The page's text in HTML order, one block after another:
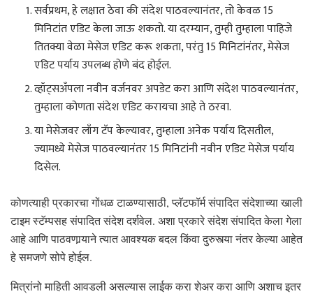
सर्वप्रथम, हे लक्षात ठेवा की संदेश पाठवल्यानंतर, तो केवळ 15
मिनिटांत एडिट केला जाऊ शकतो. या दरम्यान, तुम्ही तुम्हाला पाहिजे
तितक्या वेळा मेसेज एडिट करू शकता, परंतु 15 मिनिटांनंतर, मेसेज
एडिट पर्याय उपलब्ध होणे बंद होईल.
व्हॉट्सअँपला नवीन वर्जनवर अपडेट करा आणि संदेश पाठवल्यानंतर,
तुम्हाला कोणता संदेश एडिट करायचा आहे ते ठरवा.
या मेसेजवर लाँग टॅप केल्यावर, तुम्हाला अनेक पर्याय दिसतील,
ज्यामध्ये मेसेज पाठवल्यानंतर 15 मिनिटांनी नवीन एडिट मेसेज पर्याय
दिसेल.
कोणत्याही प्रकारचा गोंधळ टाळण्यासाठी, प्लॅटफॉर्म संपादित संदेशाच्या खाली
टाइम स्टॅम्पसह संपादित संदेश दर्शवेल. अशा प्रकारे संदेश संपादित केला गेला
आहे आणि पाठवणार्‍याने त्यात आवश्यक बदल किंवा दुरुस्त्या नंतर केल्या आहेत
हे समजणे सोपे होईल.
मित्रांनो माहिती आवडली असल्यास लाईक करा शेअर करा आणि अशाच इतर